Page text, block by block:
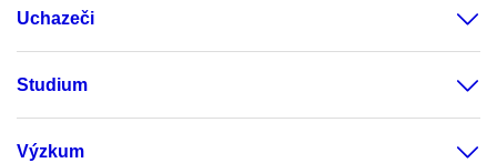
Uchazeči
Studium
Výzkum